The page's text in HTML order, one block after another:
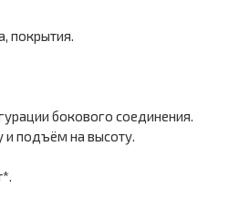
покрытия.
бокового соединения.
и подъём на высоту.